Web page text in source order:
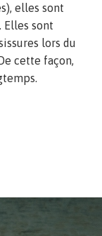
elles sont
Elles sont
lors du
cette façon,